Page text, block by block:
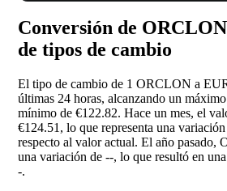
Conversión de
de tipos de cambio
El tipo de cambio de 1 ORCLON a
últimas 24 horas, alcanzando un
mínimo de €122.82. Hace un mes, el
€124.51, lo que representa una
respecto al valor actual. El año pasado,
una variación de --, lo que resultó en
-.